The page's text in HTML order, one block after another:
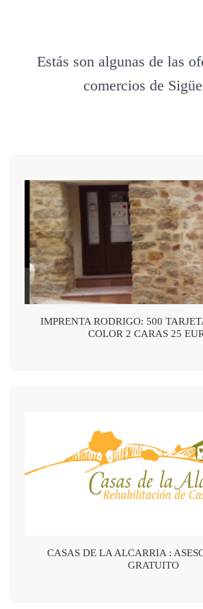
Estás son algunas de las
comercios de
IMPRENTA RODRIGO: 500
COLOR 2 CARAS 25
CASAS DE LA ALCARRIA :
GRATUITO